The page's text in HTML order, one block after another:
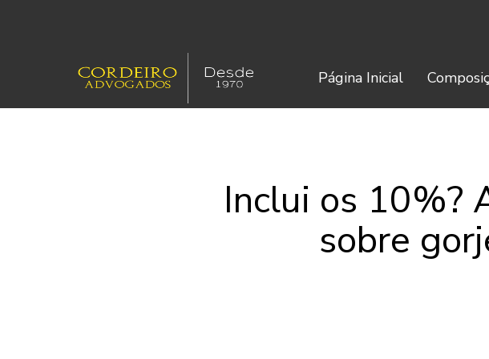
Página Inicial
Inclui os 10%?
sobre